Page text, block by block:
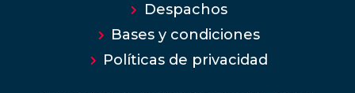
Despachos
Bases y condiciones
Políticas de privacidad